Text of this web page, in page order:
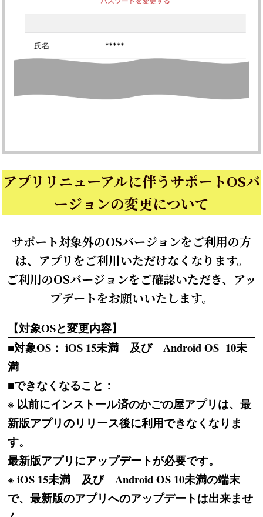
アプリリニューアルに伴うサポートOSバ
ージョンの変更について
サポート対象外のOSバージョンをご利用の方
は、アプリをご利用いただけなくなります。
ご利用のOSバージョンをご確認いただき、アッ
プデートをお願いいたします。
【対象OSと変更内容】
■対象OS： iOS 15未満 及び Android OS 10未
満
■できなくなること：
※ 以前にインストール済のかごの屋アプリは、最
新版アプリのリリース後に利用できなくなりま
す。
最新版アプリにアップデートが必要です。
※ iOS 15未満 及び Android OS 10未満の端末
で、最新版のアプリへのアップデートは出来ませ